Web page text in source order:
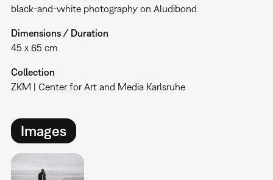
black-and-white photography on Aludibond
Dimensions / Duration
45 x 65 cm
Collection
ZKM | Center for Art and Media Karlsruhe
Images